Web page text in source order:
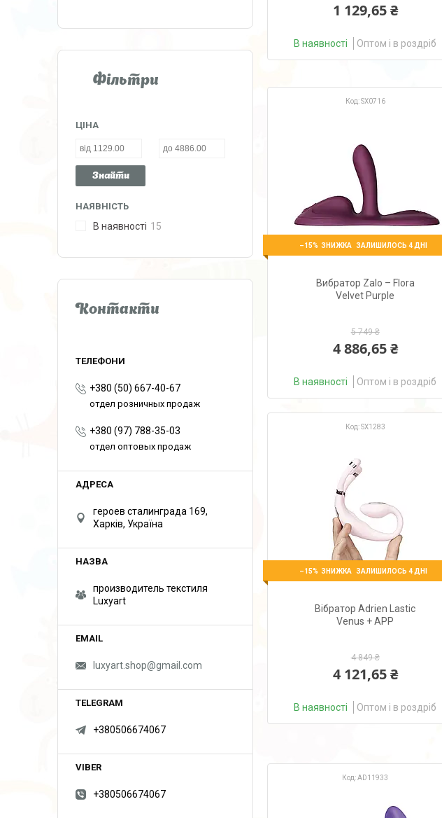
1 129,65 ₴
В наявності Оптом і в роздріб
SX0716
–15% ЗАЛИШИЛОСЬ 4 ДНІ
Вибратор Zalo – Flora
Velvet Purple
5 749 ₴
4 886,65 ₴
В наявності Оптом і в роздріб
SX1283
–15% ЗАЛИШИЛОСЬ 4 ДНІ
Вібратор Adrien Lastic
Venus + APP
4 849 ₴
4 121,65 ₴
В наявності Оптом і в роздріб
AD11933
Фільтри
ЦІНА
Знайти
НАЯВНІСТЬ
В наявності 15
Контакти
+380 (50) 667-40-67
отдел розничных продаж
+380 (97) 788-35-03
отдел оптовых продаж
героев сталинграда 169,
Харків, Україна
производитель текстиля
Luxyart
luxyart.shop@gmail.com
+380506674067
+380506674067